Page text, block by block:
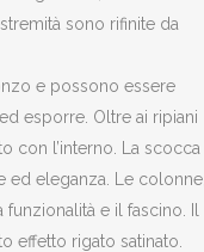
sono rifinite da
e possono essere
esporre. Oltre ai ripiani
con l’interno. La scocca
ed eleganza. Le colonne,
e il fascino. Il
effetto rigato satinato.